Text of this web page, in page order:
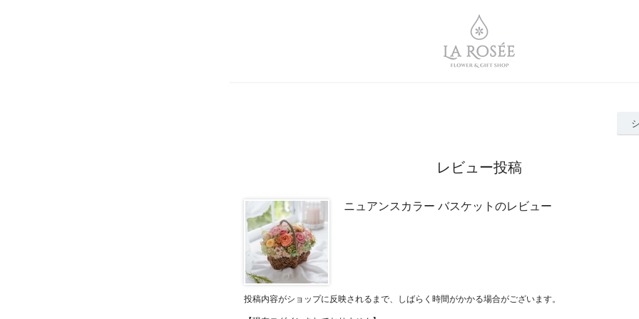
レビュー投稿
ニュアンスカラー バスケットのレビュー
投稿内容がショップに反映されるまで、しばらく時間がかかる場合がございます。